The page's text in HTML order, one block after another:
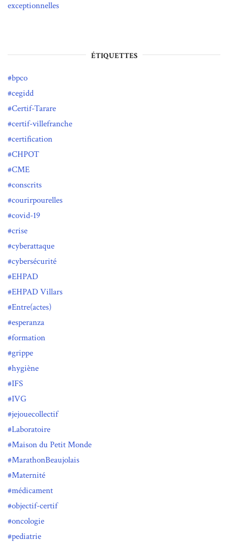
exceptionnelles
ÉTIQUETTES
bpco
cegidd
Certif-Tarare
certif-villefranche
certification
CHPOT
CME
conscrits
courirpourelles
covid-19
crise
cyberattaque
cybersécurité
EHPAD
EHPAD Villars
Entre(actes)
esperanza
formation
grippe
hygiène
IFS
IVG
jejouecollectif
Laboratoire
Maison du Petit Monde
MarathonBeaujolais
Maternité
médicament
objectif-certif
oncologie
pediatrie